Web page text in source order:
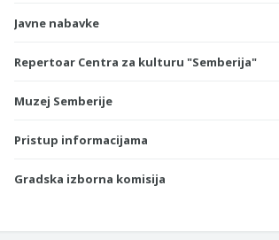
Javne nabavke
Repertoar Centra za kulturu "Semberija"
Muzej Semberije
Pristup informacijama
Gradska izborna komisija